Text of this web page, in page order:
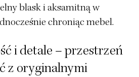
blask i aksamitną w
chroniąc mebel.
i detale – przestrzeń
z oryginalnymi